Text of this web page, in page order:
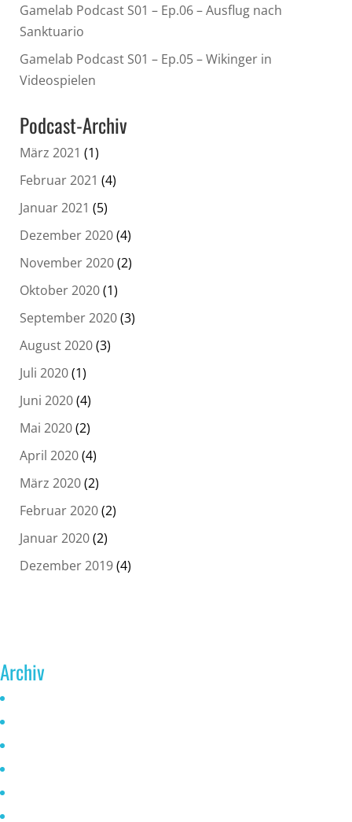
Gamelab Podcast S01 – Ep.06 – Ausflug nach
Sanktuario
Gamelab Podcast S01 – Ep.05 – Wikinger in
Videospielen
Podcast-Archiv
März 2021 (1)
Februar 2021 (4)
Januar 2021 (5)
Dezember 2020(4)
November 2020(2)
Oktober 2020(1)
September 2020(3)
August 2020(3)
Juli 2020(1)
Juni 2020(4)
Mai 2020(2)
April 2020(4)
März 2020(2)
Februar 2020(2)
Januar 2020(2)
Dezember 2019(4)
Archiv